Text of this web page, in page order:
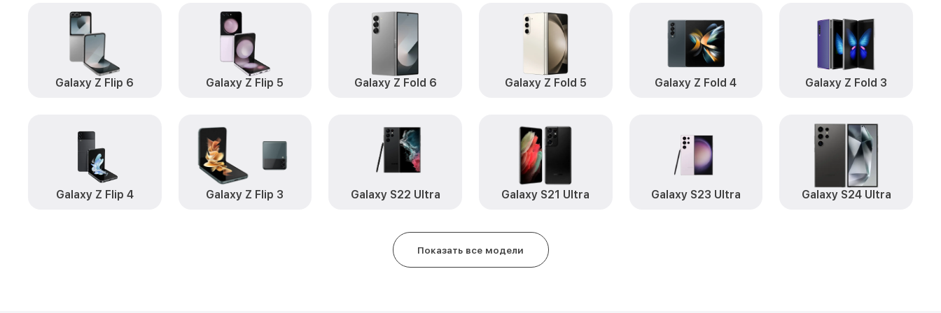
Замена камеры Galaxy A21s Samsung Заказать
Замена USB порта Galaxy A21s Samsung Заказать
Замена Wi-Fi Galaxy A21s Samsung Заказать
Ремонт динамика Galaxy A21s Samsung Заказать
Замена разъема зарядки Galaxy A21s Samsung от 1190₽ Заказать
Замена защитного стекла Galaxy A21s Samsung
Замена сенсорного стекла Galaxy A21s
Galaxy Z Flip 6 Galaxy Z Flip 5 Galaxy Z Fold 6 Galaxy Z Fold 5 Galaxy Z Fold 4 Galaxy Z Fold 3
Galaxy Z Flip 4 Galaxy Z Flip 3 Galaxy S22 Ultra Galaxy S21 Ultra Galaxy S23 Ultra Galaxy S24 Ultra
Показать все модели